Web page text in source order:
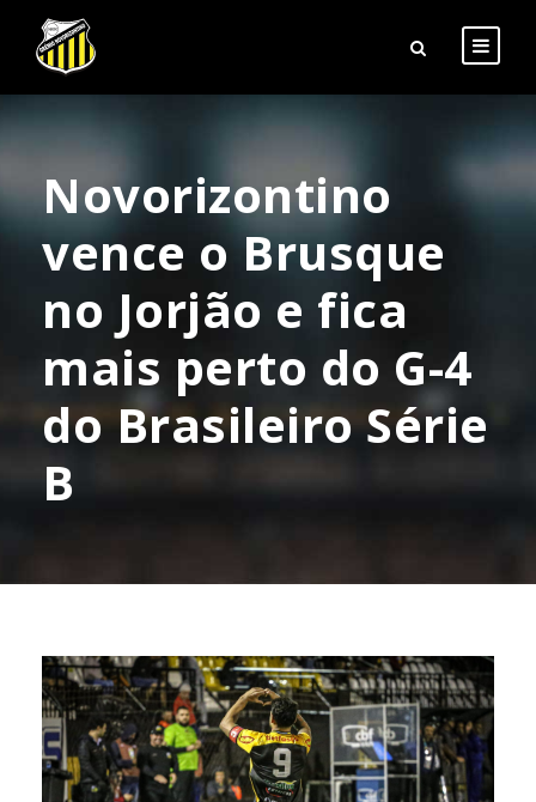
Novorizontino
vence o Brusque
no Jorjão e fica
mais perto do G-4
do Brasileiro Série
B